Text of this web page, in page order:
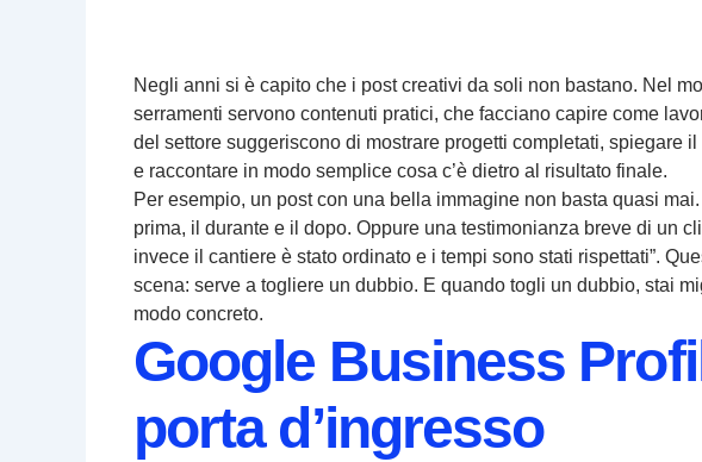
Negli anni si è capito che i post creativi da soli non bastano. Nel
serramenti servono contenuti pratici, che facciano capire come
del settore suggeriscono di mostrare progetti completati, spiegare
e raccontare in modo semplice cosa c’è dietro al risultato finale.
Per esempio, un post con una bella immagine non basta quasi
prima, il durante e il dopo. Oppure una testimonianza breve di un
invece il cantiere è stato ordinato e i tempi sono stati rispettati”.
scena: serve a togliere un dubbio. E quando togli un dubbio, stai
modo concreto.
Google Business
porta d’ingresso